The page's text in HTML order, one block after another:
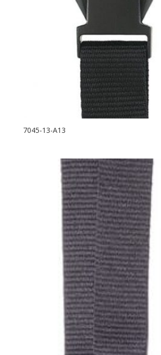
7045-13-A13